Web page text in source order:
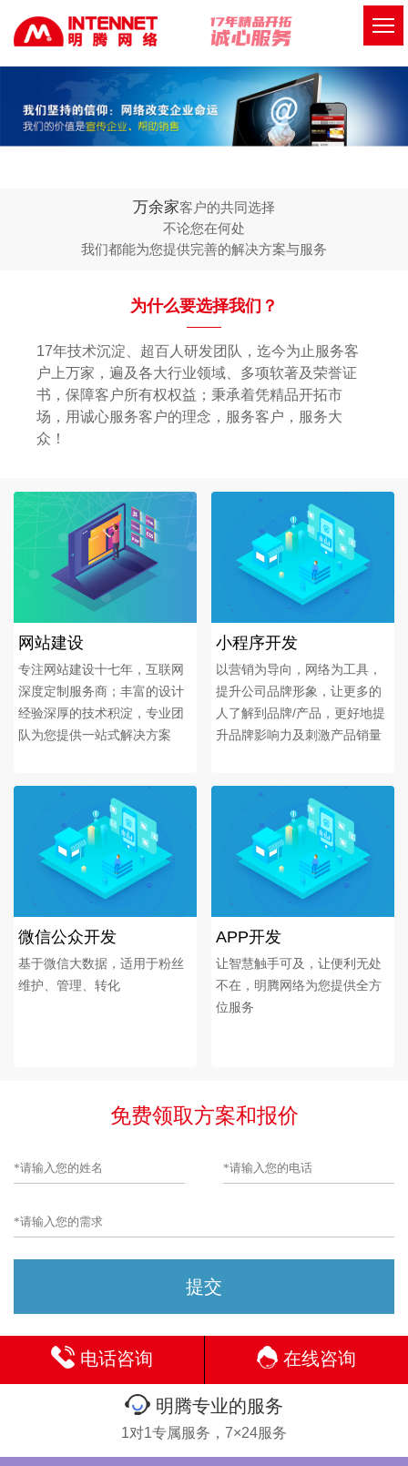
万余家客户的共同选择
不论您在何处
我们都能为您提供完善的解决方案与服务
为什么要选择我们？
17年技术沉淀、超百人研发团队，迄今为止服务客
户上万家，遍及各大行业领域、多项软著及荣誉证
书，保障客户所有权权益；秉承着凭精品开拓市
场，用诚心服务客户的理念，服务客户，服务大
众！
网站建设
专注网站建设十七年，互联网
深度定制服务商；丰富的设计
经验深厚的技术积淀，专业团
队为您提供一站式解决方案
小程序开发
以营销为导向，网络为工具，
提升公司品牌形象，让更多的
人了解到品牌/产品，更好地提
升品牌影响力及刺激产品销量
微信公众开发
基于微信大数据，适用于粉丝
维护、管理、转化
APP开发
让智慧触手可及，让便利无处
不在，明腾网络为您提供全方
位服务
免费领取方案和报价
电话咨询 在线咨询
明腾专业的服务
1对1专属服务，7×24服务